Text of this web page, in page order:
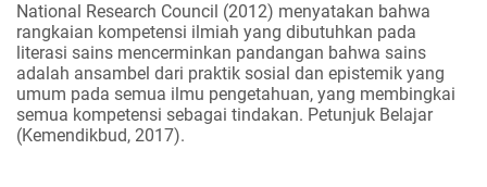
National Research Council (2012) menyatakan bahwa
rangkaian kompetensi ilmiah yang dibutuhkan pada
literasi sains mencerminkan pandangan bahwa sains
adalah ansambel dari praktik sosial dan epistemik yang
umum pada semua ilmu pengetahuan, yang membingkai
semua kompetensi sebagai tindakan. Petunjuk Belajar
(Kemendikbud, 2017).